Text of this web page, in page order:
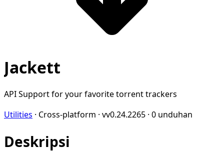
Jackett
API Support for your favorite torrent trackers
Utilities · Cross-platform · vv0.24.2265 · 0 unduhan
Deskripsi